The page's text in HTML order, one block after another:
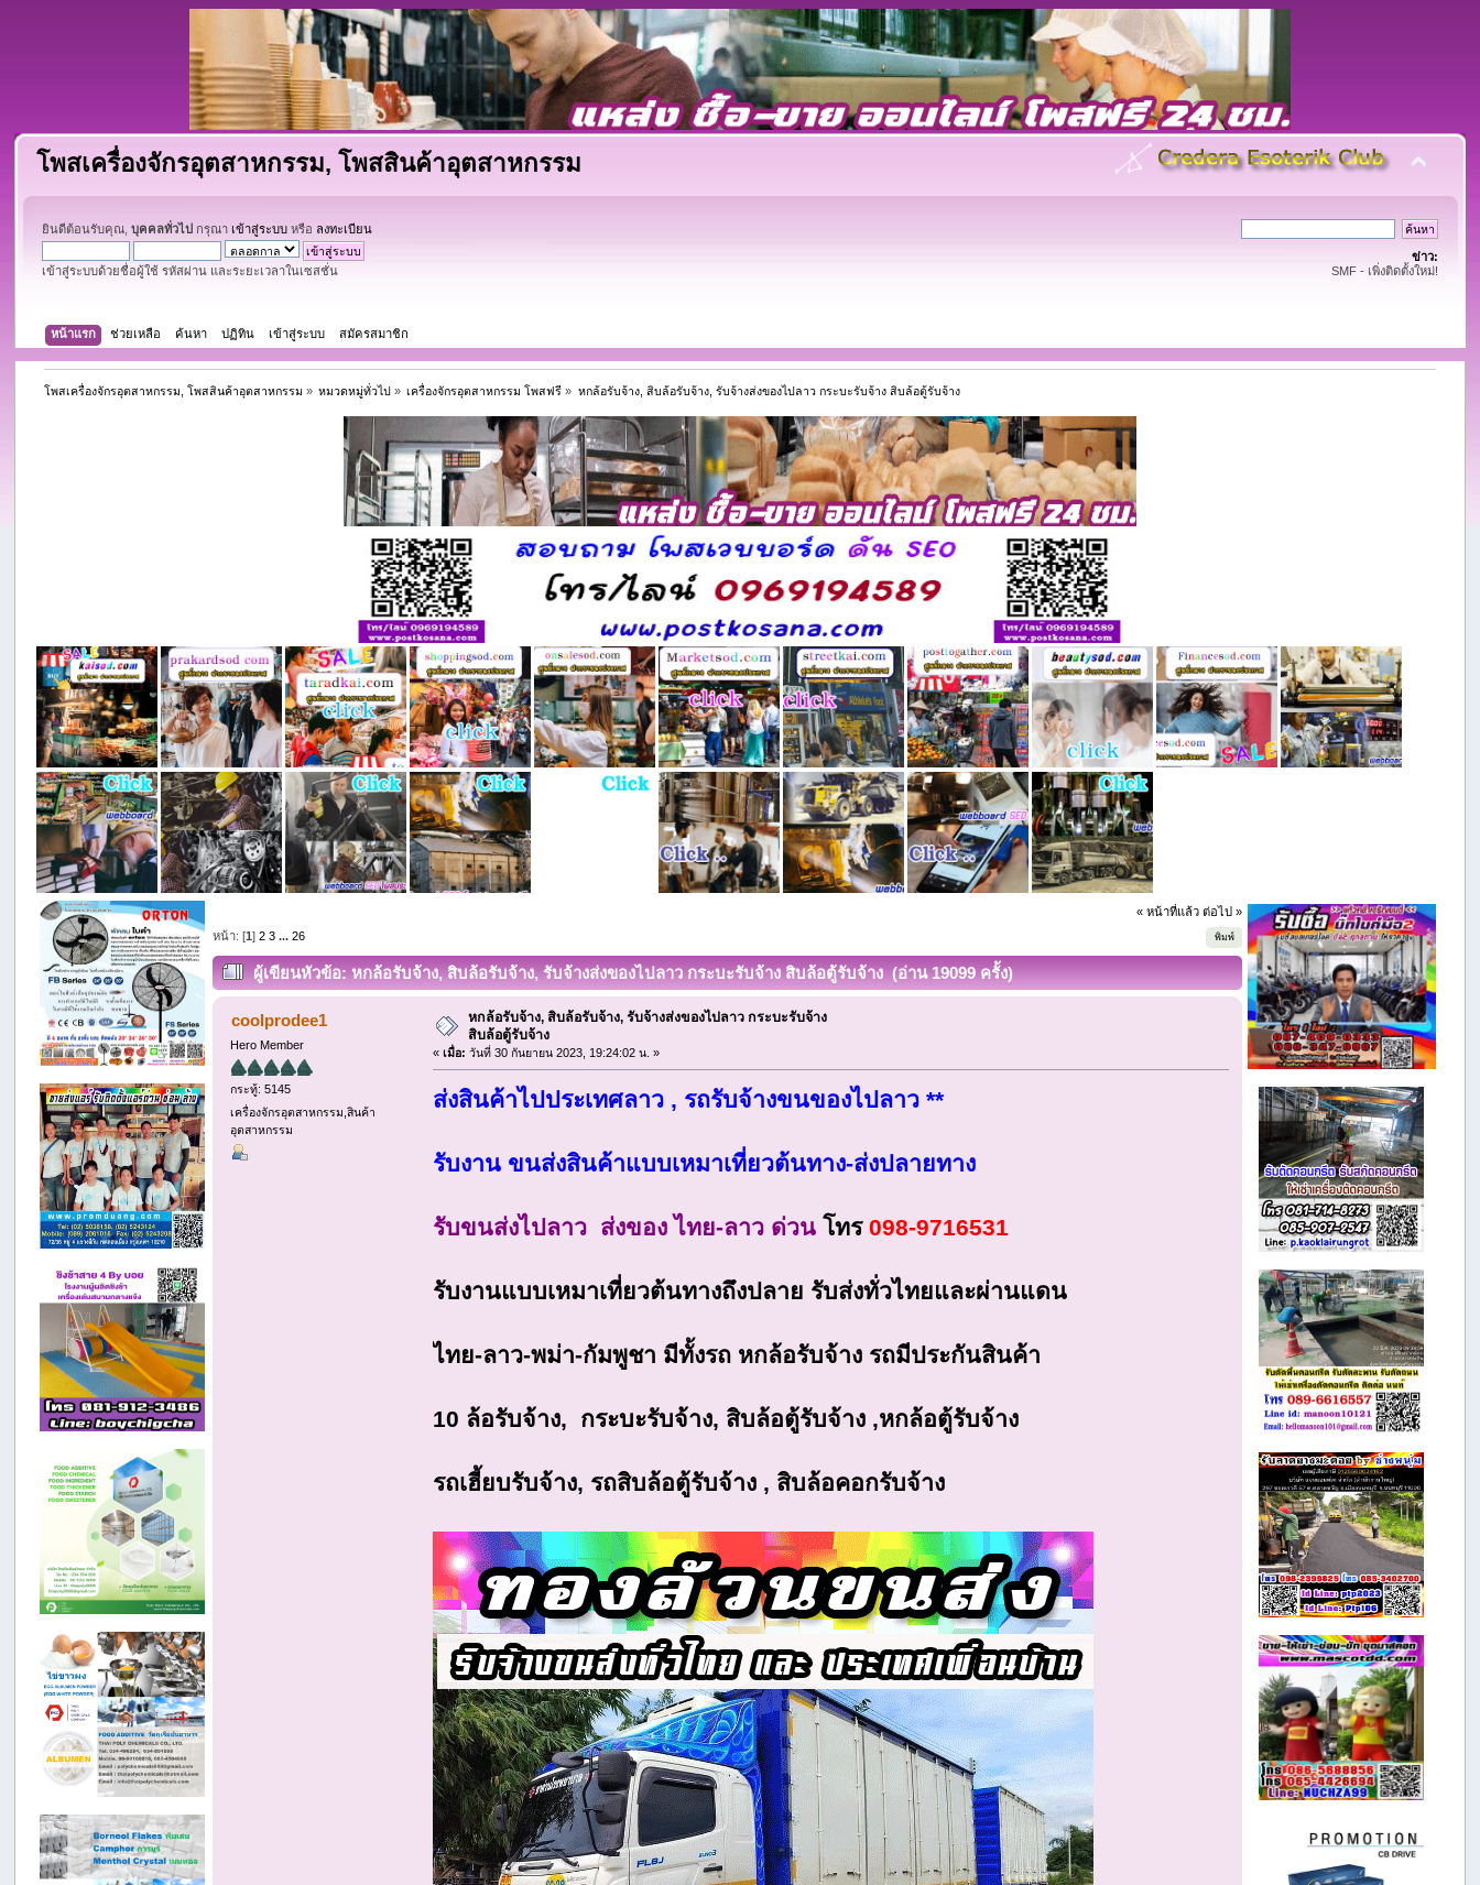
โพสเครื่องจักรอุตสาหกรรม, โพสสินค้าอุตสาหกรรม
ยินดีต้อนรับคุณ,บุคคลทั่วไป กรุณา เข้าสู่ระบบ หรือ ลงทะเบียน
เข้าสู่ระบบด้วยชื่อผู้ใช้ รหัสผ่าน และระยะเวลาในเซสชั่น
ข่าว:
SMF - เพิ่งติดตั้งใหม่!
หน้าแรก ช่วยเหลือ ค้นหา ปฏิทิน เข้าสู่ระบบ สมัครสมาชิก
โพสเครื่องจักรอุตสาหกรรม, โพสสินค้าอุตสาหกรรม » หมวดหมู่ทั่วไป » เครื่องจักรอุตสาหกรรม โพสฟรี » หกล้อรับจ้าง, สิบล้อรับจ้าง, รับจ้างส่งของไปลาว กระบะรับจ้าง สิบล้อตู้รับจ้าง
« หน้าที่แล้ว ต่อไป »
พิมพ์
หน้า: [1]2 3 ...26
ผู้เขียนหัวข้อ: หกล้อรับจ้าง, สิบล้อรับจ้าง, รับจ้างส่งของไปลาว กระบะรับจ้าง สิบล้อตู้รับจ้าง (อ่าน 19099 ครั้ง)
coolprodee1
Hero Member
กระทู้: 5145
เครื่องจักรอุตสาหกรรม,สินค้า
อุตสาหกรรม
หกล้อรับจ้าง, สิบล้อรับจ้าง, รับจ้างส่งของไปลาว กระบะรับจ้าง
สิบล้อตู้รับจ้าง
«เมื่อ: วันที่ 30 กันยายน 2023, 19:24:02 น. »
ส่งสินค้าไปประเทศลาว , รถรับจ้างขนของไปลาว **
รับงาน ขนส่งสินค้าแบบเหมาเที่ยวต้นทาง-ส่งปลายทาง
รับขนส่งไปลาว ส่งของ ไทย-ลาว ด่วนโทร098-9716531
รับงานแบบเหมาเที่ยวต้นทางถึงปลาย รับส่งทั่วไทยและผ่านแดน
ไทย-ลาว-พม่า-กัมพูชา มีทั้งรถ หกล้อรับจ้าง รถมีประกันสินค้า
10 ล้อรับจ้าง, กระบะรับจ้าง, สิบล้อตู้รับจ้าง ,หกล้อตู้รับจ้าง
รถเฮี้ยบรับจ้าง, รถสิบล้อตู้รับจ้าง , สิบล้อคอกรับจ้าง